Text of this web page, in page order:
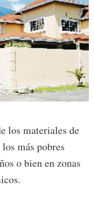
los materiales de
más pobres
o bien en zonas